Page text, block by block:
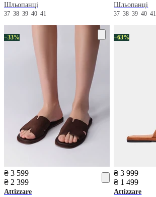
Шльопанці
37 38 39 40 41
Шльопанці
3738394041
−33%
₴ 3 599
₴ 2 399
Attizzare
−63%
₴ 3 999
₴ 1 499
Attizzare